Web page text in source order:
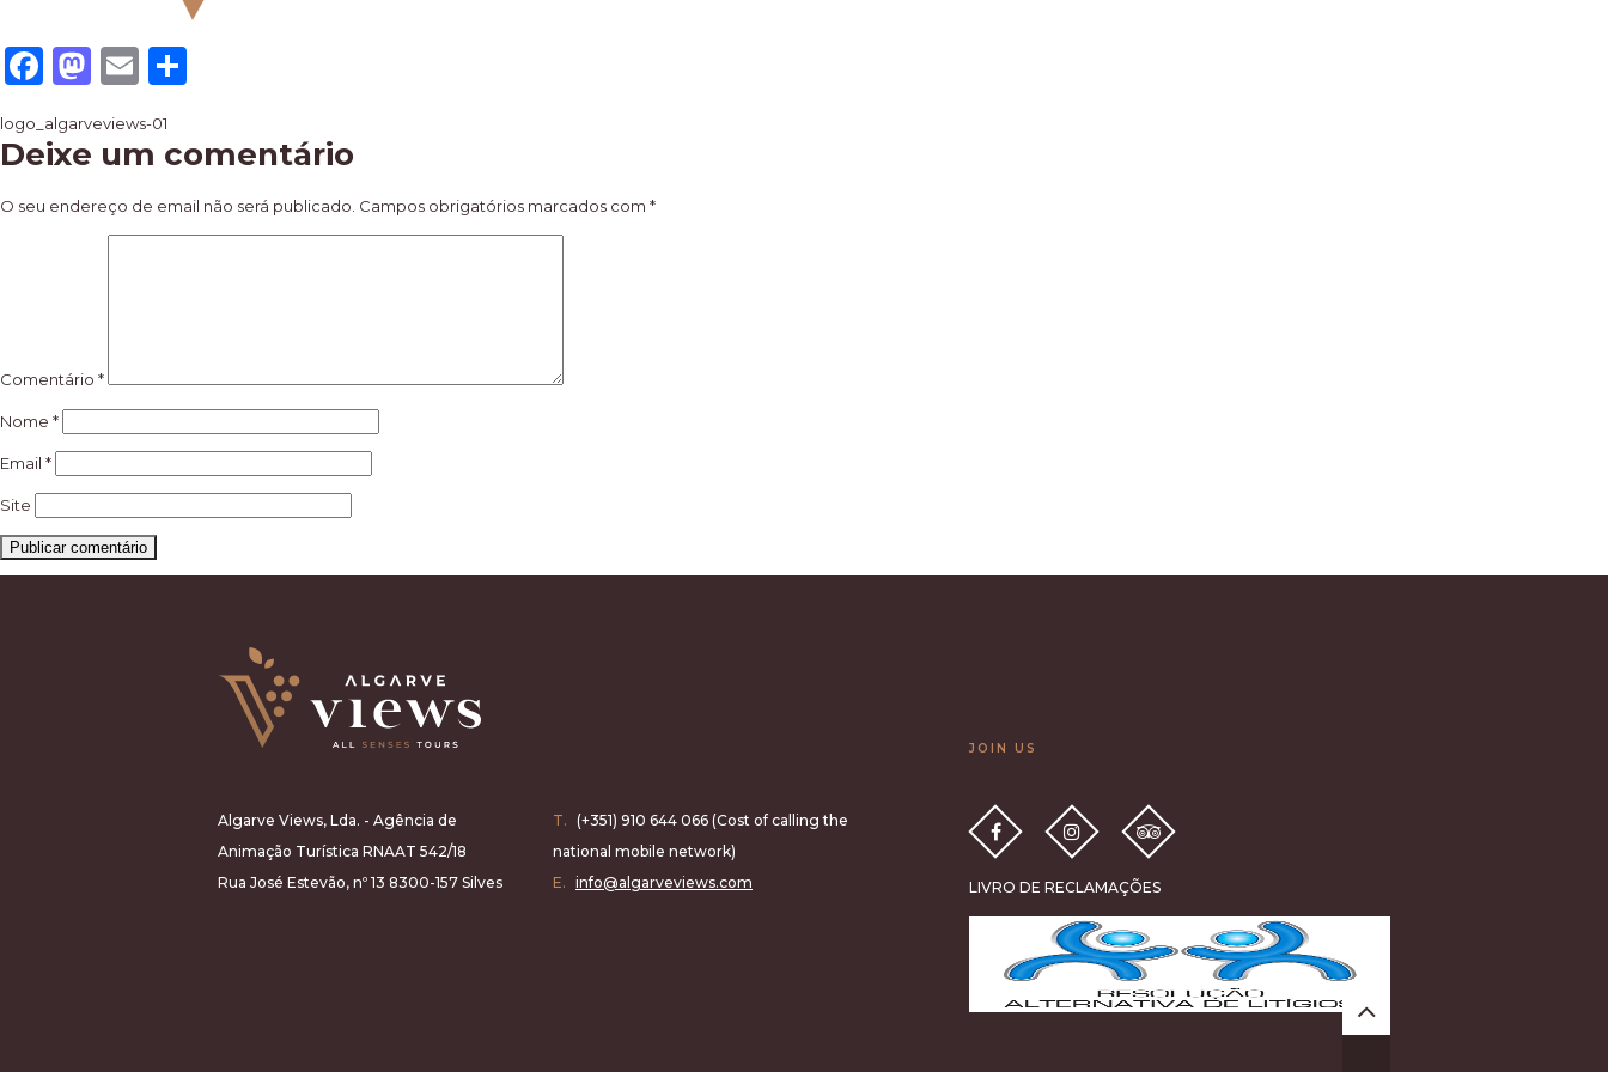
Facebook
Mastodon
Email
Navegação
de
artigos
logo_algarveviews-01
Deixe um comentário
O seu endereço de email não será publicado. Campos obrigatórios marcados com *
Comentário *
Nome *
Email *
Site
Algarve Views, Lda. - Agência de
Animação Turística RNAAT 542/18
Rua José Estevão, nº 13 8300-157 Silves
T. (+351) 910 644 066 (Cost of calling the
national mobile network)
E. info@algarveviews.com
JOIN US
LIVRO DE RECLAMAÇÕES